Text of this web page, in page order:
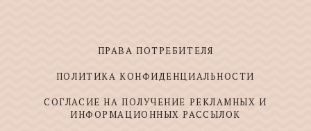
ПРАВА ПОТРЕБИТЕЛЯ
ПОЛИТИКА КОНФИДЕНЦИАЛЬНОСТИ
СОГЛАСИЕ НА ПОЛУЧЕНИЕ РЕКЛАМНЫХ И
ИНФОРМАЦИОННЫХ РАССЫЛОК